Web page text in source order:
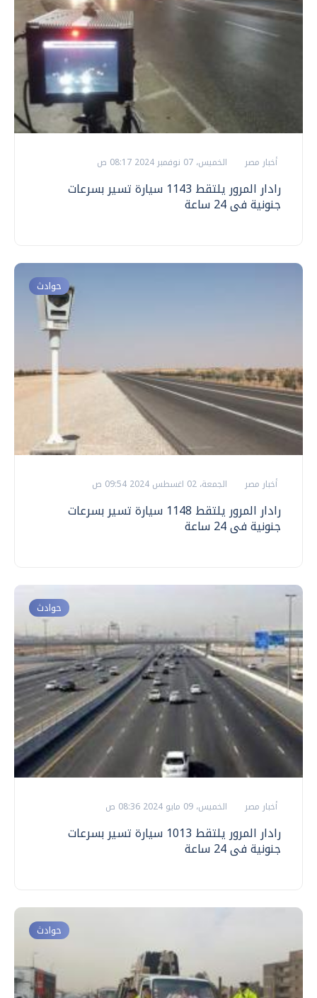
أخبار مصر الخميس، 07 نوفمبر 2024 08:17 ص
رادار المرور يلتقط 1143 سيارة تسير بسرعات
جنونية فى 24 ساعة
حوادث
أخبار مصر الجمعة، 02 اغسطس 2024 09:54 ص
رادار المرور يلتقط 1148 سيارة تسير بسرعات
جنونية فى 24 ساعة
حوادث
أخبار مصر الخميس، 09 مايو 2024 08:36 ص
رادار المرور يلتقط 1013 سيارة تسير بسرعات
جنونية فى 24 ساعة
حوادث